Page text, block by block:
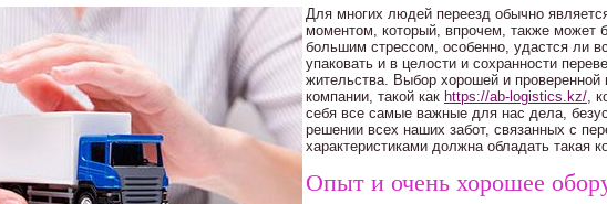
Для многих людей переезд обычно
моментом, который, впрочем, также может
большим стрессом, особенно, удастся ли
упаковать и в целости и сохранности
жительства. Выбор хорошей и проверенной
компании, такой как https://ab-logistics.kz/,
себя все самые важные для нас дела,
решении всех наших забот, связанных с
характеристиками должна обладать такая
Опыт и очень хорошее